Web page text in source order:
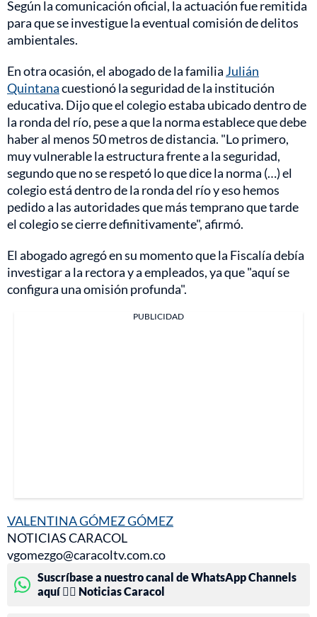
Según la comunicación oficial, la actuación fue remitida
para que se investigue la eventual comisión de delitos
ambientales.
En otra ocasión, el abogado de la familia Julián
Quintanacuestionó la seguridad de la institución
educativa. Dijo que el colegio estaba ubicado dentro de
la ronda del río, pese a que la norma establece que debe
haber al menos 50 metros de distancia. "Lo primero,
muy vulnerable la estructura frente a la seguridad,
segundo que no se respetó lo que dice la norma (…) el
colegio está dentro de la ronda del río y eso hemos
pedido a las autoridades que más temprano que tarde
el colegio se cierre definitivamente", afirmó.
El abogado agregó en su momento que la Fiscalía debía
investigar a la rectora y a empleados, ya que "aquí se
configura una omisión profunda".
PUBLICIDAD
VALENTINA GÓMEZ GÓMEZ
NOTICIAS CARACOL
vgomezgo@caracoltv.com.co
Suscríbase a nuestro canal de WhatsApp Channels
aquí 👉🏻 Noticias Caracol